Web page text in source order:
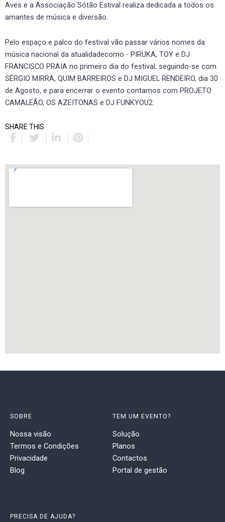
Aves e a Associação Sótão Estival realiza dedicada a todos os
amantes de música e diversão.
Pelo espaço e palco do festival vão passar vários nomes da
música nacional da atualidadecomo - PIRUKA, TOY e DJ
FRANCISCO PRAIA no primeiro dia do festival, seguindo-se com
SÉRGIO MIRRA, QUIM BARREIROS e DJ MIGUEL RENDEIRO, dia 30
de Agosto, e para encerrar o evento contamos com PROJETO
CAMALEÃO, OS AZEITONAS e DJ FUNKYOU2.
SHARE THIS
SOBRE
Nossa visão
Termos e Condições
Privacidade
Blog
TEM UM EVENTO?
Solução
Planos
Contactos
Portal de gestão
PRECISA DE AJUDA?